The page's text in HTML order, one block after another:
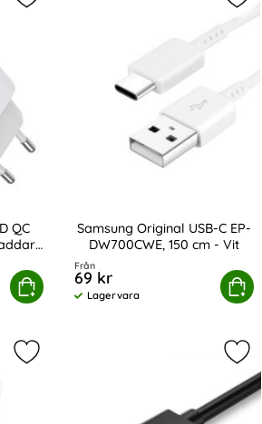
QC
Köp C / USB-A Väggladdare Vit
Samsung Original USB-C EP-
DW700CWE, 150 cm - Vit
Art. nr 13852
Från
69 kr
Tillgänglighet:
Lagervara
Köp
Samsung Original USB-C EP-
Markera samsung Original USB-C